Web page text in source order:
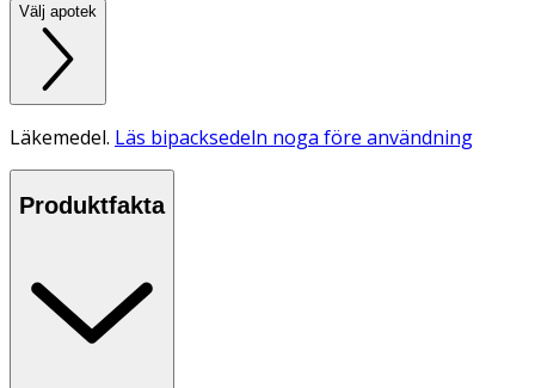
Välj apotek
Läkemedel. Läs bipacksedeln noga före användning
Produktfakta